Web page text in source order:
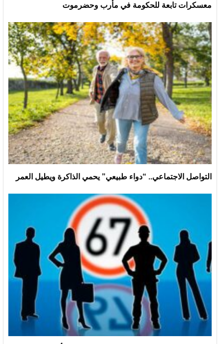
معسكرات تابعة للحكومة في مأرب وحضرموت
التواصل الاجتماعي.. “دواء طبيعي” يحمي الذاكرة ويطيل العمر